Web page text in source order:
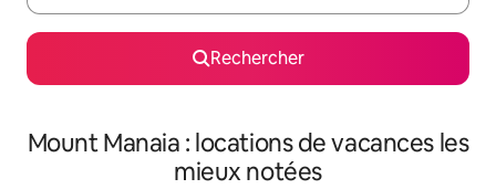
Rechercher
Mount Manaia : locations de vacances les
mieux notées